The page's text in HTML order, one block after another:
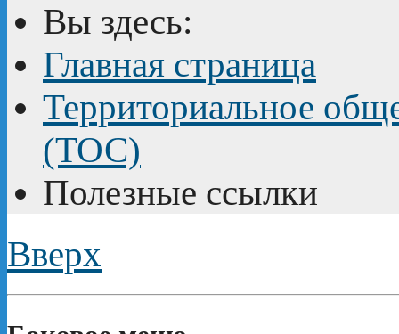
Вы здесь:
Главная страница
Территориальное
(ТОС)
Полезные ссылки
Вверх